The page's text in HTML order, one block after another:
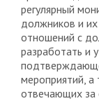
регулярный
должников и их
отношений с
разработать и
мероприятий, а
отвечающих за